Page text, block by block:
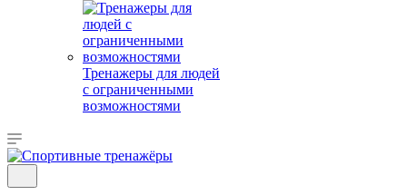
Тренажеры для людей
с ограниченными
возможностями